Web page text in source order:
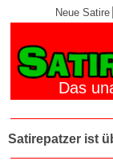
Neue Satire
Das
Satirepatzer ist